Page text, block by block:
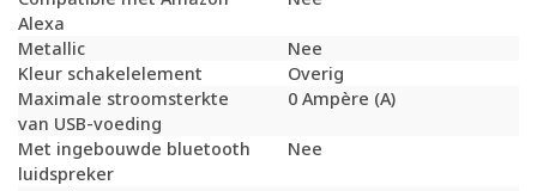
Alexa
Metallic
Nee
Kleur schakelelement
Overig
Maximale stroomsterkte
van USB-voeding
0 Ampère (A)
Met ingebouwde bluetooth
luidspreker
Nee